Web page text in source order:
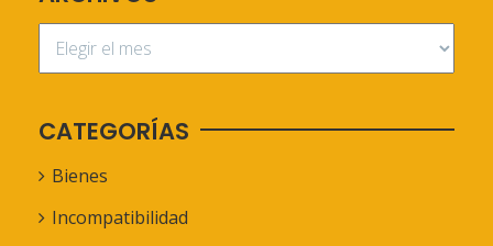
CATEGORÍAS
Bienes
Incompatibilidad